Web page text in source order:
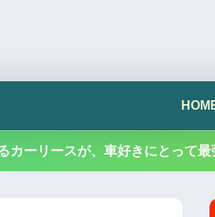
カーリースが、車好きにとって